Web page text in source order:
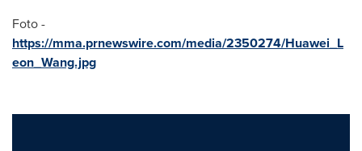
Foto -
https://mma.prnewswire.com/media/2350274/Huawei_L
eon_Wang.jpg